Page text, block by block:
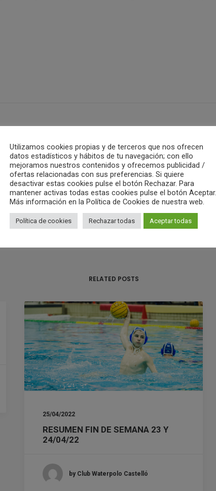
Waterpolo Castelló
ALL AUTHOR POSTS
RELATED POSTS
25/04/2022
RESUMEN FIN DE SEMANA 23 Y
24/04/22
by Club Waterpolo Castelló
Utilizamos cookies propias y de terceros que nos ofrecen
datos estadísticos y hábitos de tu navegación; con ello
mejoramos nuestros contenidos y ofrecemos publicidad /
ofertas relacionadas con sus preferencias. Si quiere
desactivar estas cookies pulse el botón Rechazar. Para
mantener activas todas estas cookies pulse el botón Aceptar.
Más información en la Política de Cookies de nuestra web.
Política de cookies Rechazar todas Aceptar todas